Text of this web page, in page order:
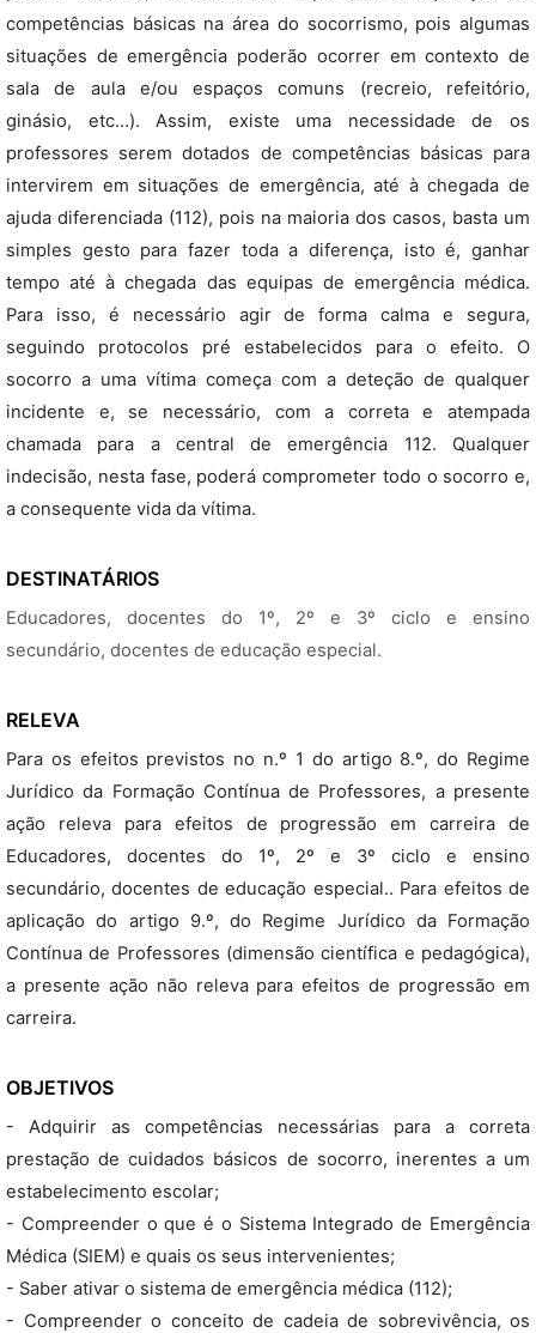
competências básicas na área do socorrismo, pois algumas
situações de emergência poderão ocorrer em contexto de
sala de aula e/ou espaços comuns (recreio, refeitório,
ginásio, etc…). Assim, existe uma necessidade de os
professores serem dotados de competências básicas para
intervirem em situações de emergência, até à chegada de
ajuda diferenciada (112), pois na maioria dos casos, basta um
simples gesto para fazer toda a diferença, isto é, ganhar
tempo até à chegada das equipas de emergência médica.
Para isso, é necessário agir de forma calma e segura,
seguindo protocolos pré estabelecidos para o efeito. O
socorro a uma vítima começa com a deteção de qualquer
incidente e, se necessário, com a correta e atempada
chamada para a central de emergência 112. Qualquer
indecisão, nesta fase, poderá comprometer todo o socorro e,
a consequente vida da vítima.
DESTINATÁRIOS
Educadores, docentes do 1º, 2º e 3º ciclo e ensino
secundário, docentes de educação especial.
RELEVA
Para os efeitos previstos no n.º 1 do artigo 8.º, do Regime
Jurídico da Formação Contínua de Professores, a presente
ação releva para efeitos de progressão em carreira de
Educadores, docentes do 1º, 2º e 3º ciclo e ensino
secundário, docentes de educação especial.. Para efeitos de
aplicação do artigo 9.º, do Regime Jurídico da Formação
Contínua de Professores (dimensão científica e pedagógica),
a presente ação não releva para efeitos de progressão em
carreira.
OBJETIVOS
- Adquirir as competências necessárias para a correta
prestação de cuidados básicos de socorro, inerentes a um
estabelecimento escolar;
- Compreender o que é o Sistema Integrado de Emergência
Médica (SIEM) e quais os seus intervenientes;
- Saber ativar o sistema de emergência médica (112);
- Compreender o conceito de cadeia de sobrevivência, os